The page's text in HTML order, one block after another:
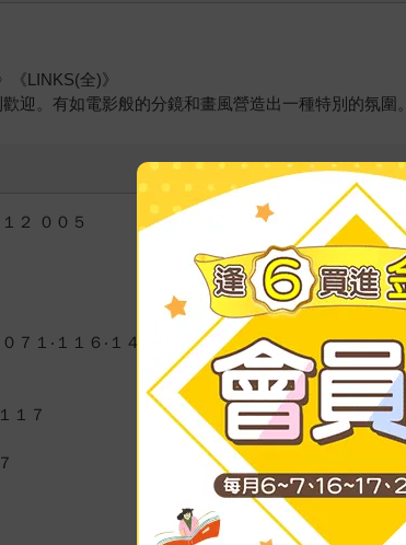
LINKS(全)》
迎。有如電影般的分鏡和畫風營造出一種特別的氛圍。
２ ００５
７１‧１１６‧１４４
１７